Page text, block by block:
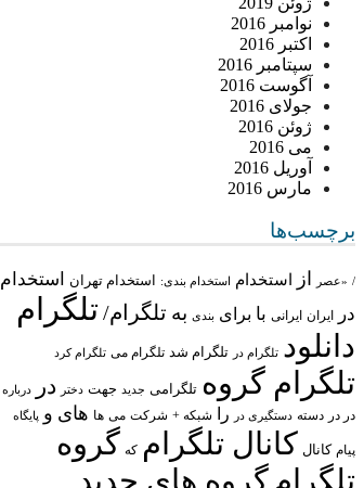
نوامبر 2016
اکتبر 2016
سپتامبر 2016
آگوست 2016
جولای 2016
ژوئن 2016
می 2016
آوریل 2016
مارس 2016
برچسب‌ها
/ «عصر از استخدام استخدام بندی: استخدام تهران
استخدام
در
ایران ایرانی با برای بندی به تلگرام/ تلگرام
دانلود تلگرام در تلگرام شد تلگرام می تلگرام کرد
تلگرام گروه تلگرامی جدید جهت دختر در درباره
در در دسته دستگیری در را شبکه + شرکت می ها های و پایگاه
پیام کانال کانال تلگرام که گروه
تلگرام گروه های جدید